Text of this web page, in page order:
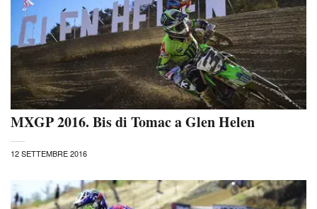
MXGP 2016. Bis di Tomac a Glen Helen
12 SETTEMBRE 2016